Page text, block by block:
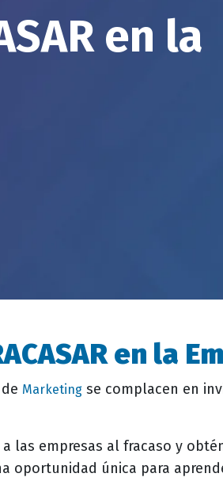
en la
en la
Marketing se complacen en
las empresas al fracaso y
oportunidad única para